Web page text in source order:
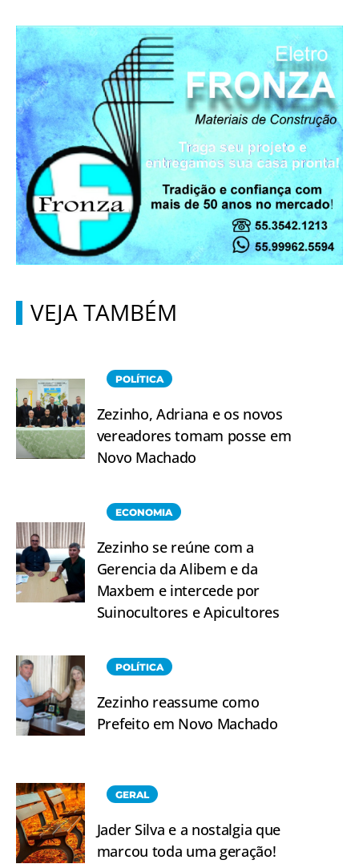
VEJA TAMBÉM
POLÍTICA
Zezinho, Adriana e os novos
vereadores tomam posse em
Novo Machado
ECONOMIA
Zezinho se reúne com a
Gerencia da Alibem e da
Maxbem e intercede por
Suinocultores e Apicultores
POLÍTICA
Zezinho reassume como
Prefeito em Novo Machado
GERAL
Jader Silva e a nostalgia que
marcou toda uma geração!